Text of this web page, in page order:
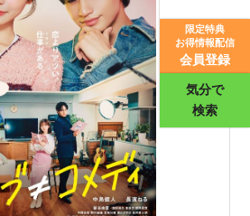
映画記事
映画評価
限定特典
お得情報配信
会員登録
気分で
検索